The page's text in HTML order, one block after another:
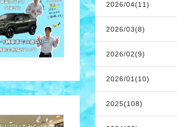
2026/04(11)
2026/03(8)
2026/02(9)
2026/01(10)
2025(108)